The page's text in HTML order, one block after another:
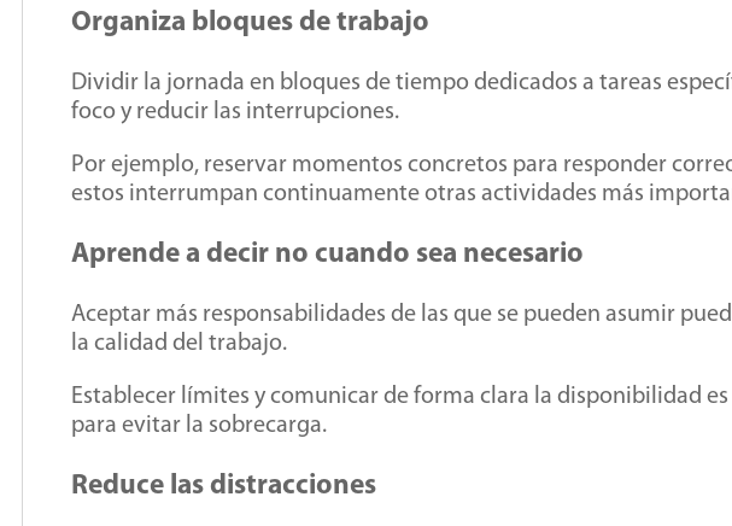
Organiza bloques de trabajo
Dividir la jornada en bloques de tiempo dedicados a tareas
foco y reducir las interrupciones.
Por ejemplo, reservar momentos concretos para responder
estos interrumpan continuamente otras actividades más
Aprende a decir no cuando sea necesario
Aceptar más responsabilidades de las que se pueden asumir
la calidad del trabajo.
Establecer límites y comunicar de forma clara la disponibilidad
para evitar la sobrecarga.
Reduce las distracciones